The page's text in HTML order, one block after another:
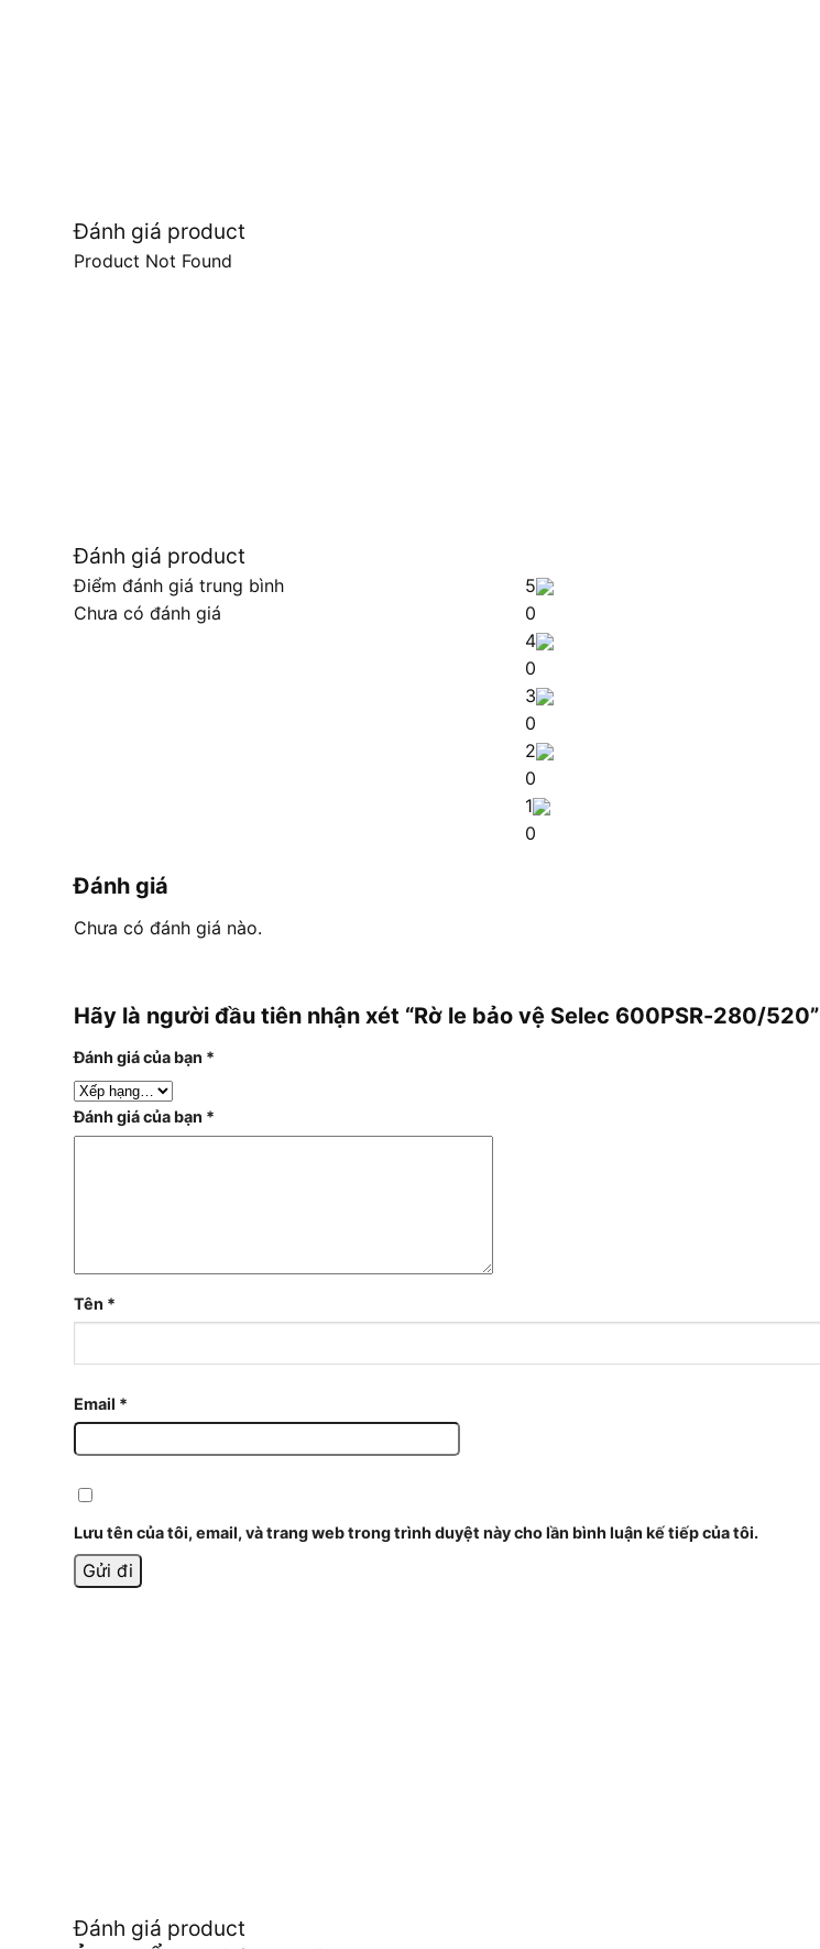
Đánh giá product
Product Not Found
Đánh giá product
Điểm đánh giá trung bình
Chưa có đánh giá
5
0
4
0
3
0
2
0
1
0
Đánh giá
Chưa có đánh giá nào.
Hãy là người đầu tiên nhận xét “Rờ le bảo vệ Selec 600PSR-280/520”
Đánh giá của bạn *
Đánh giá của bạn *
Tên *
Email *
Lưu tên của tôi, email, và trang web trong trình duyệt này cho lần bình luận kế tiếp của tôi.
Đánh giá product